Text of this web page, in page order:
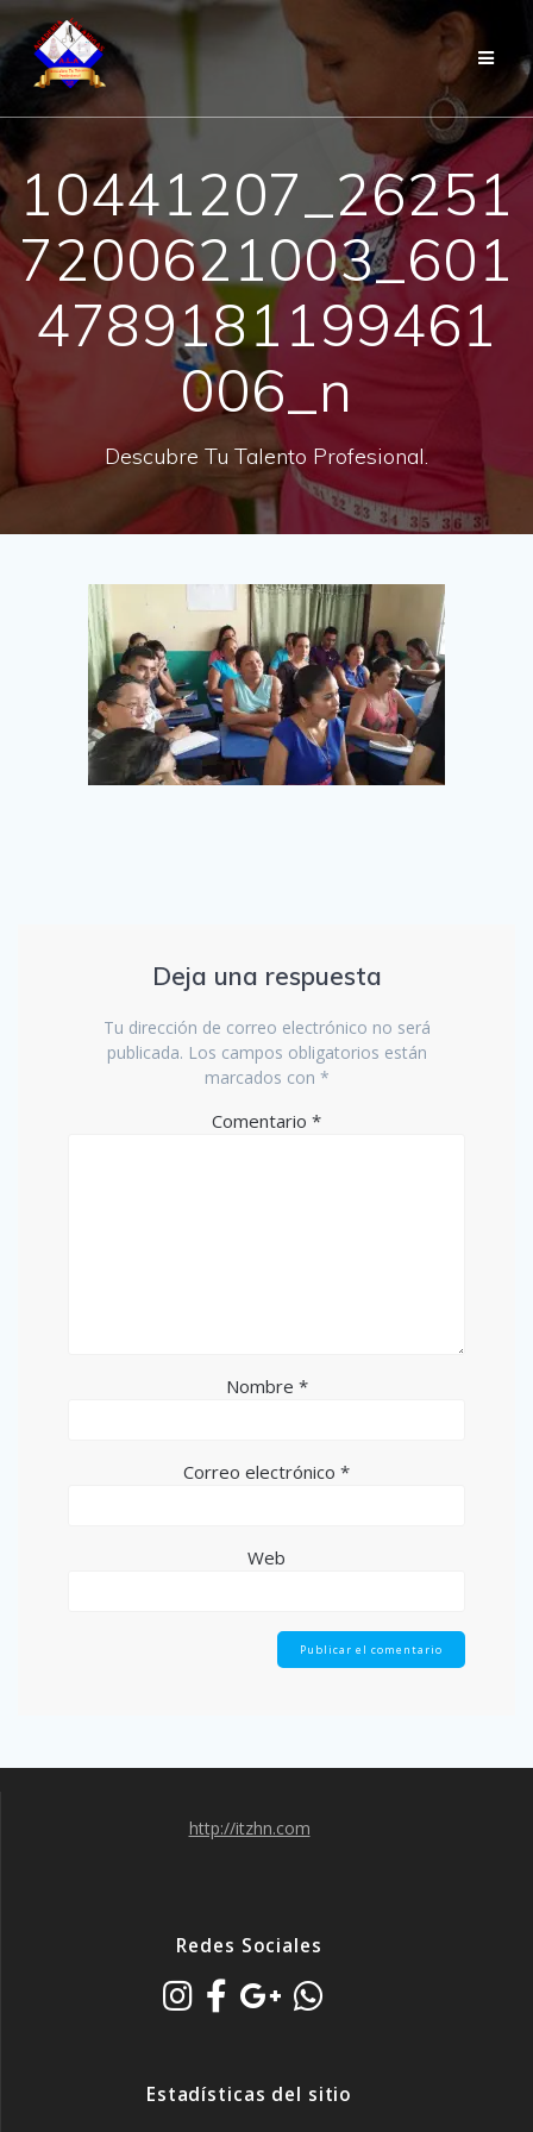
Saltar
contenido
10441207_26251
7200621003_601
4789181199461
006_n
Descubre Tu Talento Profesional.
Deja una respuesta
Tu dirección de correo electrónico no será
publicada. Los campos obligatorios están
marcados con *
Comentario *
Nombre *
Correo electrónico *
Web
http://itzhn.com
Redes Sociales
Estadísticas del sitio